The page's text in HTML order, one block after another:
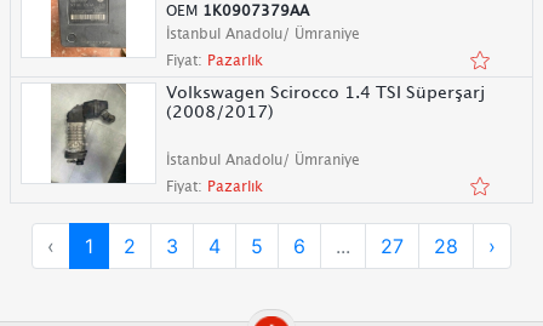
OEM 1K0907379AA
İstanbul Anadolu/ Ümraniye
Fiyat: Pazarlık
Volkswagen Scirocco 1.4 TSI Süperşarj
(2008/2017)
İstanbul Anadolu/ Ümraniye
Fiyat: Pazarlık
‹ 1 2 3 4 5 6 ... 27 28 ›